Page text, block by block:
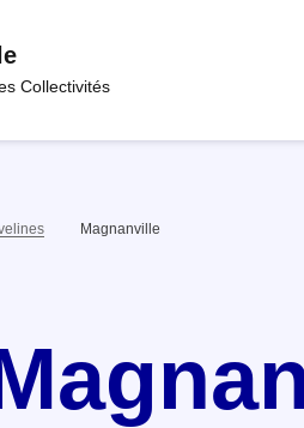
Collectivités
Magnanville